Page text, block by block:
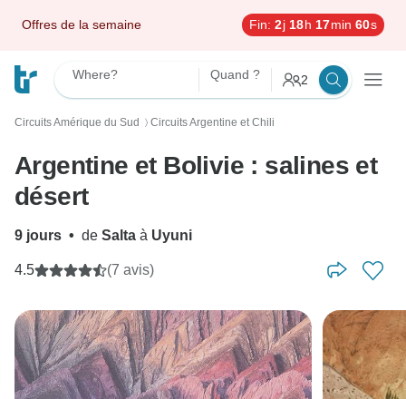
Offres de la semaine Fin: 2j 18h 17min 58s
Where? Quand ? 2
Circuits Amérique du Sud 〉 Circuits Argentine et Chili
Argentine et Bolivie : salines et
désert
9 jours • de Salta à Uyuni
4.5 (7 avis)